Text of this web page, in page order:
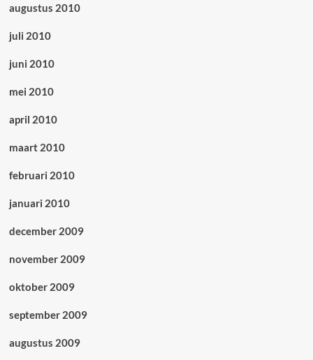
augustus 2010
juli 2010
juni 2010
mei 2010
april 2010
maart 2010
februari 2010
januari 2010
december 2009
november 2009
oktober 2009
september 2009
augustus 2009